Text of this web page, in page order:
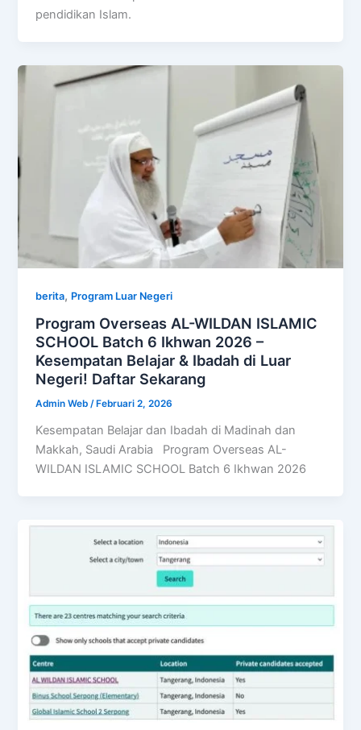
pendidikan Islam.
berita, Program Luar Negeri
Program Overseas AL-WILDAN ISLAMIC
SCHOOL Batch 6 Ikhwan 2026 –
Kesempatan Belajar & Ibadah di Luar
Negeri! Daftar Sekarang
Admin Web/ Februari 2, 2026
Kesempatan Belajar dan Ibadah di Madinah dan
Makkah, Saudi Arabia Program Overseas AL-
WILDAN ISLAMIC SCHOOL Batch 6 Ikhwan 2026